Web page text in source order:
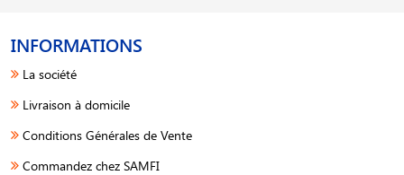
INFORMATIONS
La société
Livraison à domicile
Conditions Générales de Vente
Commandez chez SAMFI